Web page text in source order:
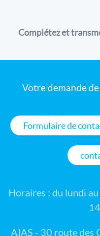
Complétez et
Votre demande
Formulaire de
Horaires : du lundi
AIAS - 30 route des